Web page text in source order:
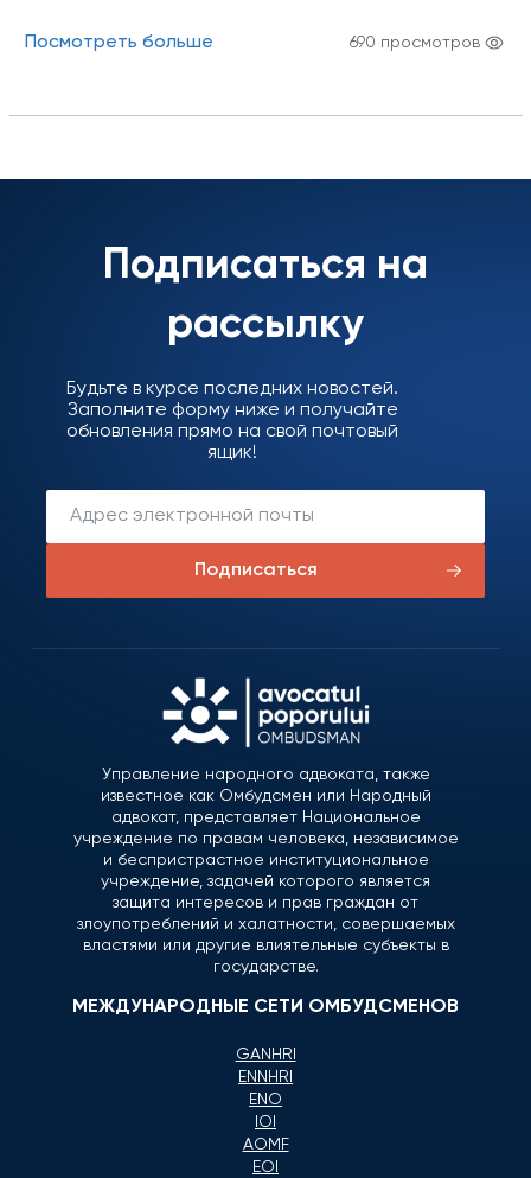
сделанными в адрес института
подвергла жесткой критике руководство учреждения,
ей при ее…
Посмотреть больше 690 просмотров
Подписаться на
рассылку
Будьте в курсе последних новостей.
Заполните форму ниже и получайте
обновления прямо на свой почтовый
ящик!
Подписаться
Управление народного адвоката, также
известное как Омбудсмен или Народный
адвокат, представляет Национальное
учреждение по правам человека, независимое
и беспристрастное институциональное
учреждение, задачей которого является
защита интересов и прав граждан от
злоупотреблений и халатности, совершаемых
властями или другие влиятельные субъекты в
государстве.
МЕЖДУНАРОДНЫЕ СЕТИ ОМБУДСМЕНОВ
GANHRI
ENNHRI
ENO
IOI
AOMF
EOI